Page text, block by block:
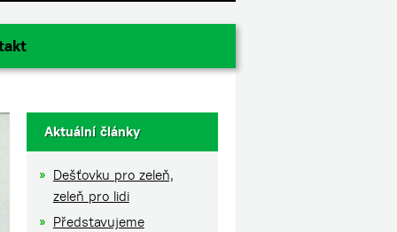
Aktuální články
Dešťovku pro zeleň,
zeleň pro lidi
Představujeme